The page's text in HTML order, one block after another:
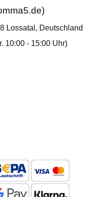
Lossatal, Deutschland
10:00 - 15:00 Uhr)